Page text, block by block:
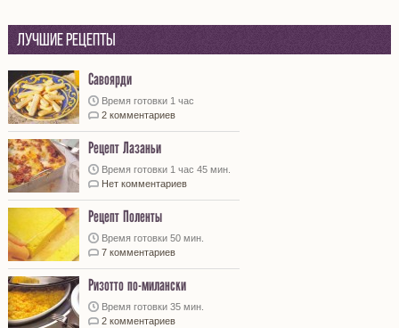
Лучшие рецепты
Савоярди
Время готовки 1 час
2 комментариев
Рецепт Лазаньи
Время готовки 1 час 45 мин.
Нет комментариев
Рецепт Поленты
Время готовки 50 мин.
7 комментариев
Ризотто по-милански
Время готовки 35 мин.
2 комментариев